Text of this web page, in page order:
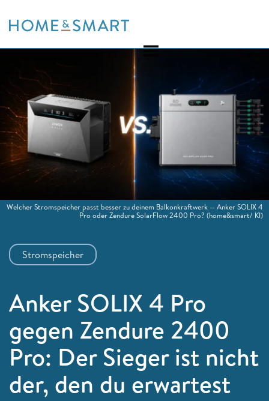
to
Stromspeicher
Anker SOLIX 4 Pro
gegen Zendure 2400
Pro: Der Sieger ist nicht
der, den du erwartest
Welcher Stromspeicher passt besser zu deinem Balkonkraftwerk — Anker SOLIX 4
Pro oder Zendure SolarFlow 2400 Pro? (home&smart/ KI)